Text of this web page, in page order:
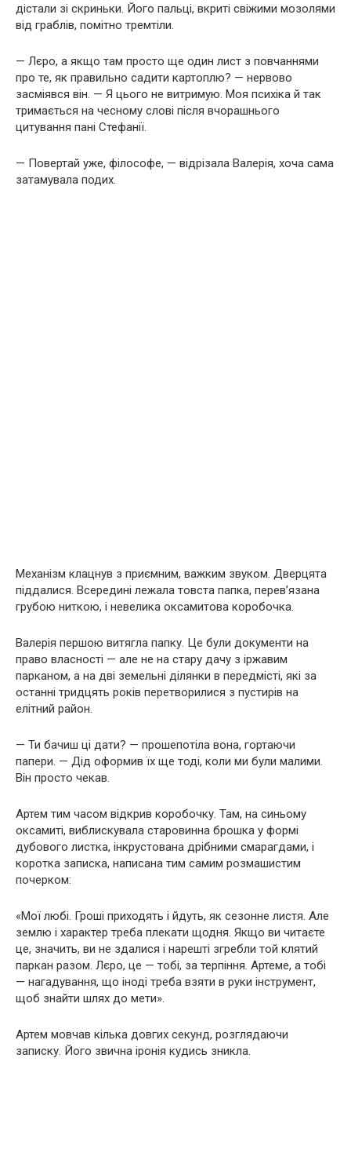
дістали зі скриньки. Його пальці, вкриті свіжими мозолями
від граблів, помітно тремтіли.
— Лєро, а якщо там просто ще один лист з повчаннями
про те, як правильно садити картоплю? — нервово
засміявся він. — Я цього не витримую. Моя психіка й так
тримається на чесному слові після вчорашнього
цитування пані Стефанії.
— Повертай уже, філософе, — відрізала Валерія, хоча сама
затамувала подих.
Механізм клацнув з приємним, важким звуком. Дверцята
піддалися. Всередині лежала товста папка, перев’язана
грубою ниткою, і невелика оксамитова коробочка.
Валерія першою витягла папку. Це були документи на
право власності — але не на стару дачу з іржавим
парканом, а на дві земельні ділянки в передмісті, які за
останні тридцять років перетворилися з пустирів на
елітний район.
— Ти бачиш ці дати? — прошепотіла вона, гортаючи
папери. — Дід оформив їх ще тоді, коли ми були малими.
Він просто чекав.
Артем тим часом відкрив коробочку. Там, на синьому
оксамиті, виблискувала старовинна брошка у формі
дубового листка, інкрустована дрібними смарагдами, і
коротка записка, написана тим самим розмашистим
почерком:
«Мої любі. Гроші приходять і йдуть, як сезонне листя. Але
землю і характер треба плекати щодня. Якщо ви читаєте
це, значить, ви не здалися і нарешті згребли той клятий
паркан разом. Лєро, це — тобі, за терпіння. Артеме, а тобі
— нагадування, що іноді треба взяти в руки інструмент,
щоб знайти шлях до мети».
Артем мовчав кілька довгих секунд, розглядаючи
записку. Його звична іронія кудись зникла.